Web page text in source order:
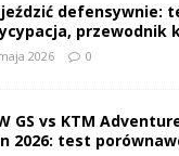
jeździć defensywnie:
przewodnik
2026 0
GS vs KTM
2026: test